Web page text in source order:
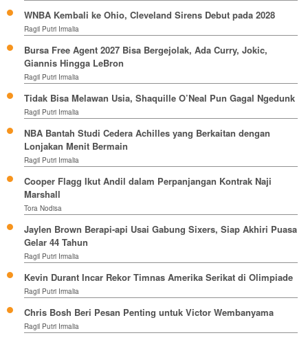
WNBA Kembali ke Ohio, Cleveland Sirens Debut pada 2028
Ragil Putri Irmalia
Bursa Free Agent 2027 Bisa Bergejolak, Ada Curry, Jokic,
Giannis Hingga LeBron
Ragil Putri Irmalia
Tidak Bisa Melawan Usia, Shaquille O’Neal Pun Gagal Ngedunk
Ragil Putri Irmalia
NBA Bantah Studi Cedera Achilles yang Berkaitan dengan
Lonjakan Menit Bermain
Ragil Putri Irmalia
Cooper Flagg Ikut Andil dalam Perpanjangan Kontrak Naji
Marshall
Tora Nodisa
Jaylen Brown Berapi-api Usai Gabung Sixers, Siap Akhiri Puasa
Gelar 44 Tahun
Ragil Putri Irmalia
Kevin Durant Incar Rekor Timnas Amerika Serikat di Olimpiade
Ragil Putri Irmalia
Chris Bosh Beri Pesan Penting untuk Victor Wembanyama
Ragil Putri Irmalia